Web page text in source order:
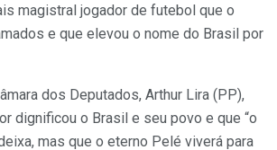
magistral jogador de futebol que o
e que elevou o nome do Brasil por
dos Deputados, Arthur Lira (PP),
dignificou o Brasil e seu povo e que “o
mas que o eterno Pelé viverá para